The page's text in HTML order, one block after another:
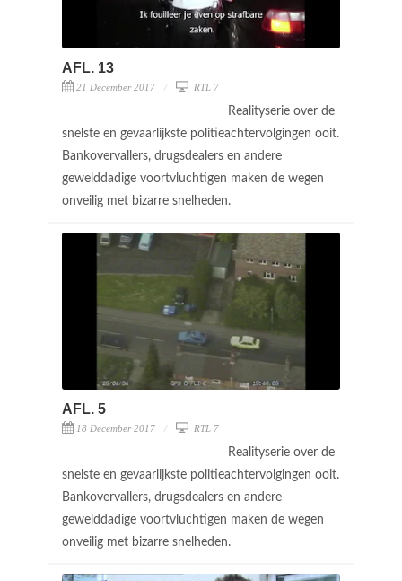
AFL. 13
21 December 2017 RTL 7
Realityserie over de
snelste en gevaarlijkste politieachtervolgingen ooit.
Bankovervallers, drugsdealers en andere
gewelddadige voortvluchtigen maken de wegen
onveilig met bizarre snelheden.
AFL. 5
18 December 2017 RTL 7
Realityserie over de
snelste en gevaarlijkste politieachtervolgingen ooit.
Bankovervallers, drugsdealers en andere
gewelddadige voortvluchtigen maken de wegen
onveilig met bizarre snelheden.